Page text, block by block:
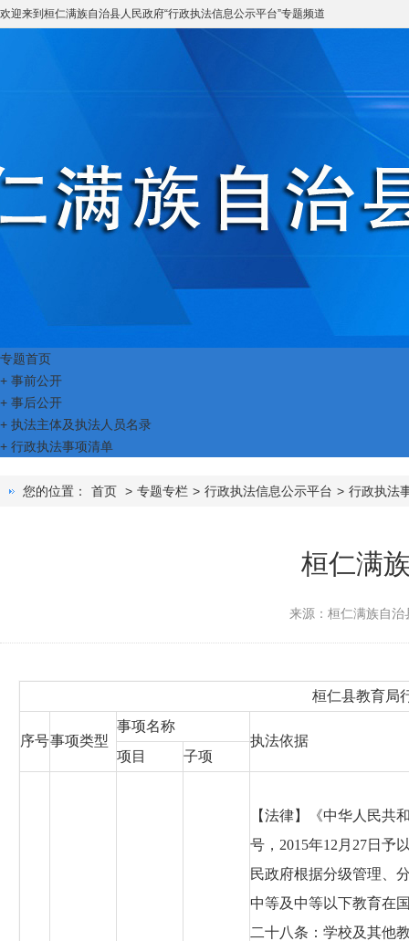
欢迎来到 桓仁满族自治县人民政府“行政执法信息公示平台”专题频道
专题首页
+ 事前公开
+ 事后公开
+ 执法主体及执法人员名录
+ 行政执法事项清单
您的位置： 首页 > 专题专栏 > 行政执法信息公示平台 > 行政执法
桓仁满
来源：​桓仁满族自
桓仁县教育局
序号事项类型
事项名称
执法依据
项目
子项
【法律】《中华人民共
号，2015年12月27日予
民政府根据分级管理、
中等及中等以下教育在
二十八条：学校及其他